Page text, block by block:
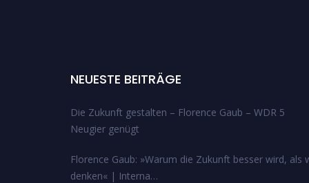
NEUESTE BEITRÄGE
Die Zukunft gestalten – Florence Gaub – WDR 5
Neugier genügt
Florence Gaub: »Warum die Zukunft besser wird, als
denken« | Interna…